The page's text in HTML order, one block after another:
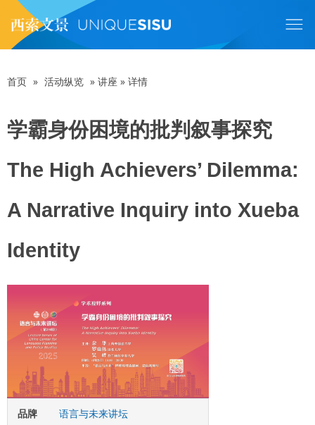
主
内
面
包
屑
首页 » 活动纵览 » 讲座 » 详情
学霸身份困境的批判叙事探究
The High Achievers’ Dilemma:
A Narrative Inquiry into Xueba
Identity
品牌 语言与未来讲坛